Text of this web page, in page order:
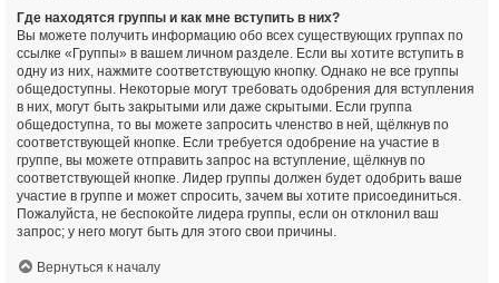
Где находятся группы и как мне вступить в них?
Вы можете получить информацию обо всех существующих группах по
ссылке «Группы» в вашем личном разделе. Если вы хотите вступить в
одну из них, нажмите соответствующую кнопку. Однако не все группы
общедоступны. Некоторые могут требовать одобрения для вступления
в них, могут быть закрытыми или даже скрытыми. Если группа
общедоступна, то вы можете запросить членство в ней, щёлкнув по
соответствующей кнопке. Если требуется одобрение на участие в
группе, вы можете отправить запрос на вступление, щёлкнув по
соответствующей кнопке. Лидер группы должен будет одобрить ваше
участие в группе и может спросить, зачем вы хотите присоединиться.
Пожалуйста, не беспокойте лидера группы, если он отклонил ваш
запрос; у него могут быть для этого свои причины.
Вернуться к началу